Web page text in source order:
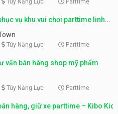
vụ khu vui chơi parttime linh
Tùy Năng Lực Parttime
vấn bán hàng shop mỹ phẩm
Tùy Năng Lực Parttime
hàng, giữ xe parttime – Kibo Kid